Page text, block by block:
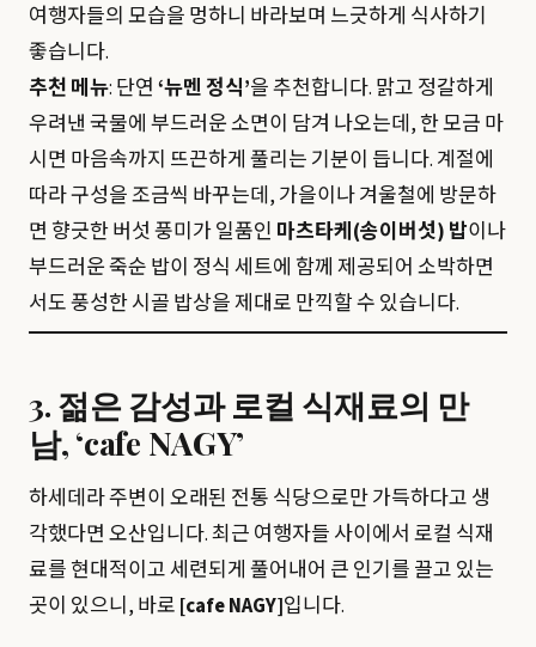
여행자들의 모습을 멍하니 바라보며 느긋하게 식사하기
좋습니다.
추천 메뉴: 단연 ‘뉴멘 정식’을 추천합니다. 맑고 정갈하게
우려낸 국물에 부드러운 소면이 담겨 나오는데, 한 모금 마
시면 마음속까지 뜨끈하게 풀리는 기분이 듭니다. 계절에
따라 구성을 조금씩 바꾸는데, 가을이나 겨울철에 방문하
면 향긋한 버섯 풍미가 일품인 마츠타케(송이버섯) 밥이나
부드러운 죽순 밥이 정식 세트에 함께 제공되어 소박하면
서도 풍성한 시골 밥상을 제대로 만끽할 수 있습니다.
3. 젊은 감성과 로컬 식재료의 만
남, ‘cafe NAGY’
하세데라 주변이 오래된 전통 식당으로만 가득하다고 생
각했다면 오산입니다. 최근 여행자들 사이에서 로컬 식재
료를 현대적이고 세련되게 풀어내어 큰 인기를 끌고 있는
곳이 있으니, 바로 [cafe NAGY]입니다.